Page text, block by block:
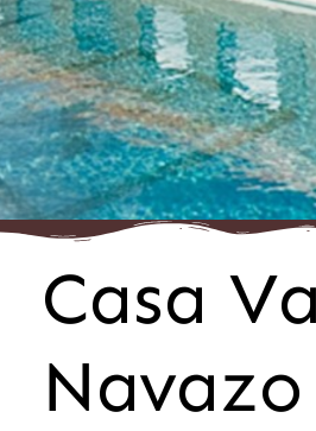
Casa
Navazo